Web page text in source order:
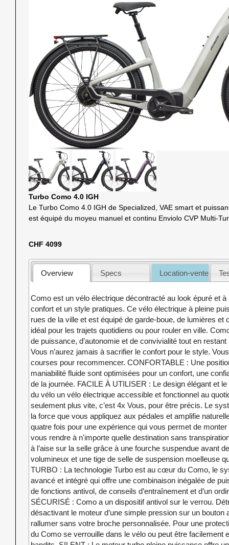
Turbo Como 4.0 IGH
Le Turbo Como 4.0 IGH de Specialized, VAE smart et
est équipé du moyeu manuel et continu Enviolo CVP Multi-
CHF 4099
Overview Specs Location-vente
Como est un vélo électrique décontracté au look épuré et
confort et un style pratiques. Ce vélo électrique à pleine
rues de la ville et est équipé de garde-boue, de lumières et
idéal pour les trajets quotidiens ou pour rouler en ville.
de puissance, d’autonomie et de convivialité tout en
Vous n’aurez jamais à sacrifier le confort pour le style.
courses pour recommencer. CONFORTABLE : Une
maniabilité fluide sont optimisées pour un confort, une
de la journée. FACILE À UTILISER : Le design élégant et
du vélo un vélo électrique accessible et fonctionnel au
seulement plus vite, c’est 4x Vous, pour être précis. Le
la force que vous appliquez aux pédales et amplifie
quatre fois pour une expérience qui vous permet de
vous rendre à n'importe quelle destination sans
à l’aise sur la selle grâce à une fourche suspendue avant
volumineux et une tige de selle de suspension moelleuse
TURBO : La technologie Turbo est au cœur du Como, le
avancé et intégré qui offre une combinaison inégalée de
de fonctions antivol, de conseils d’entraînement et d’un
SÉCURISÉ : Como a un dispositif antivol sur le verrou.
désactivant le moteur d’une simple pression sur un bouton
rallumer sans votre broche personnalisée. Pour une
du Como se verrouille dans le vélo ou peut être facilement